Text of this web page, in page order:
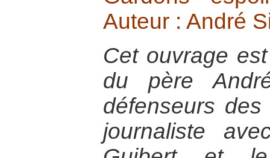
Auteur : André
Cet ouvrage
du père
défenseurs
journaliste